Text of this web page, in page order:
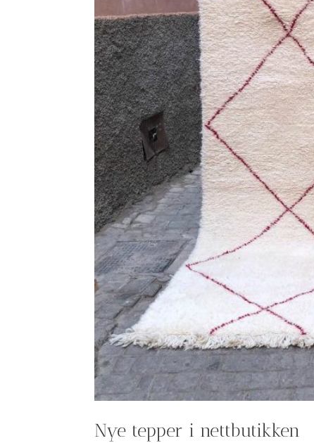
Nye tepper i nettbutikken